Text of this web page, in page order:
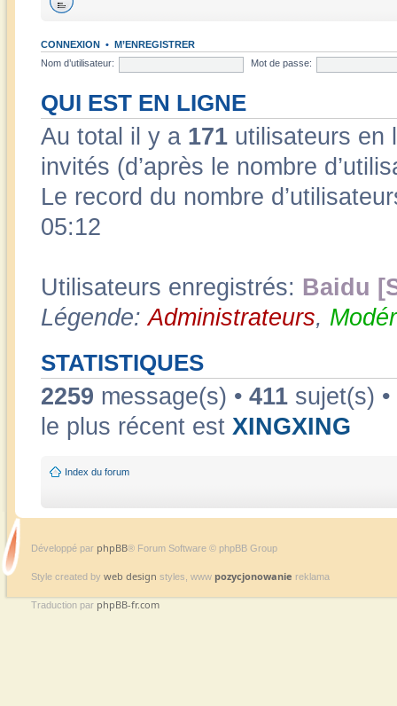
CONNEXION • M’ENREGISTRER
Nom d’utilisateur:
Mot de passe:
QUI EST EN LIGNE
Au total il y a 171 utilisateurs en
invités (d’après le nombre
Le record du nombre
05:12
Utilisateurs enregistrés: Baidu
Légende:Administrateurs,
STATISTIQUES
2259 message(s) • 411 sujet(s) •
le plus récent est XINGXING
Index du forum
Développé par phpBB® Forum Software © phpBB Group
Style created by web design styles, www pozycjonowanie reklama
Traduction par phpBB-fr.com